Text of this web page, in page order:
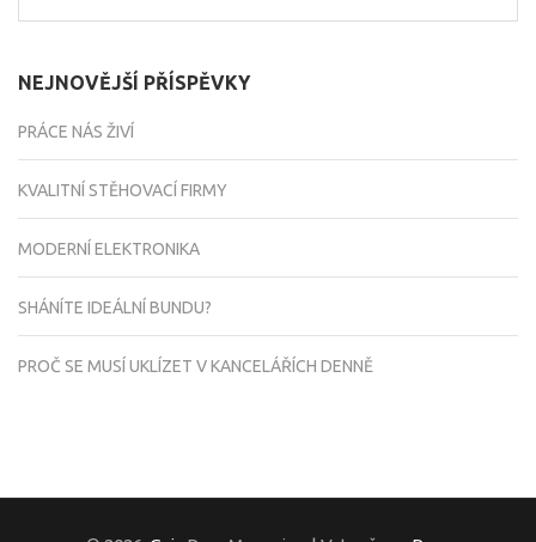
NEJNOVĚJŠÍ PŘÍSPĚVKY
PRÁCE NÁS ŽIVÍ
KVALITNÍ STĚHOVACÍ FIRMY
MODERNÍ ELEKTRONIKA
SHÁNÍTE IDEÁLNÍ BUNDU?
PROČ SE MUSÍ UKLÍZET V KANCELÁŘÍCH DENNĚ